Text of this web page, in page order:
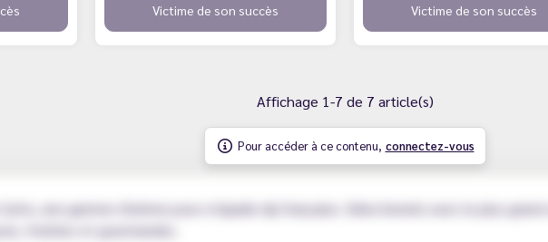
Victime de son succès Victime de son succès
Affichage 1-7 de 7 article(s)
Pour accéder à ce contenu, connectez-vous
Carte, une gamme d'arôme pour e-liquide diy française. Sélectionnés avec le plus